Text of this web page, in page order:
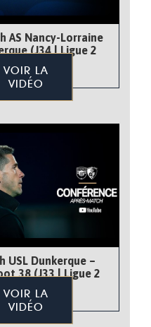
AS Nancy-Lorraine
(J34 | Ligue 2
VOIR LA
VIDÉO
USL Dunkerque –
38 (J33 | Ligue 2
VOIR LA
VIDÉO